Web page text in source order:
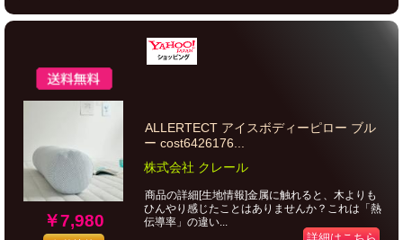
￥7,980
ALLERTECT アイスボディーピロー ブル
ー cost6426176...
株式会社 クレール
商品の詳細[生地情報]金属に触れると、木よりも
ひんやり感じたことはありませんか？これは「熱
伝導率」の違い...